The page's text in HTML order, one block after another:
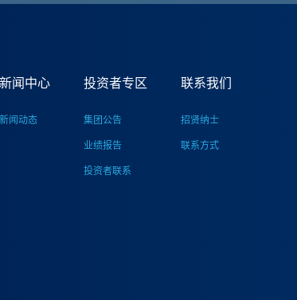
新闻中心
新闻动态
投资者专区
集团公告
业绩报告
投资者联系
联系我们
招贤纳士
联系方式